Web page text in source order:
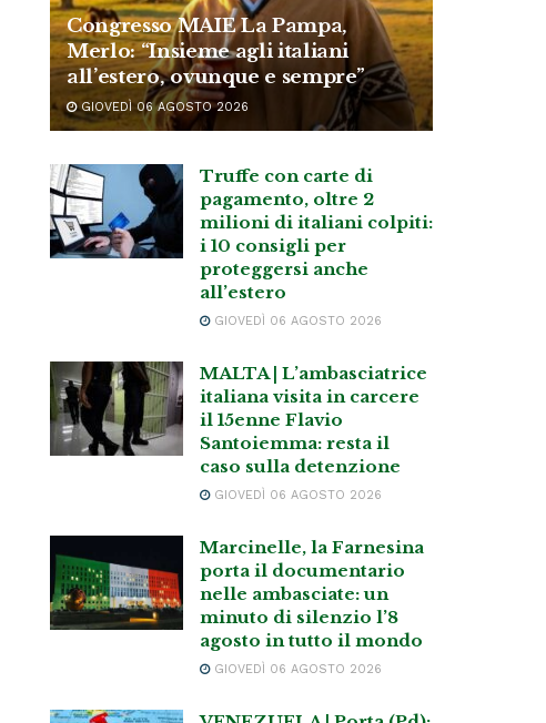
Congresso MAIE La Pampa,
Merlo: “Insieme agli italiani
all’estero, ovunque e sempre”
GIOVEDÌ 06 AGOSTO 2026
Truffe con carte di
pagamento, oltre 2
milioni di italiani colpiti:
i 10 consigli per
proteggersi anche
all’estero
GIOVEDÌ 06 AGOSTO 2026
MALTA | L’ambasciatrice
italiana visita in carcere
il 15enne Flavio
Santoiemma: resta il
caso sulla detenzione
GIOVEDÌ 06 AGOSTO 2026
Marcinelle, la Farnesina
porta il documentario
nelle ambasciate: un
minuto di silenzio l’8
agosto in tutto il mondo
GIOVEDÌ 06 AGOSTO 2026